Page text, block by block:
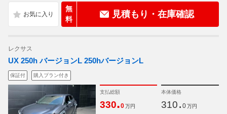
無
料
見積もり・在庫確認
レクサス
UX 250h バージョンL 250hバージョンL
保証付 購入プラン付き
支払総額
330.0 万円
本体価格
310. 0 万円